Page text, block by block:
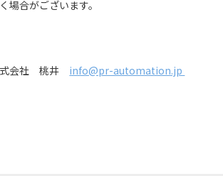
場合がございます。
式会社 桃井 info@pr-automation.jp